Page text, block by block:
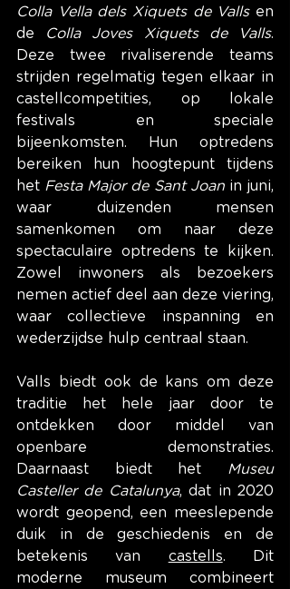
Colla Vella dels Xiquets de Valls en
de
Colla Joves Xiquets de Valls.
Deze twee rivaliserende teams
strijden regelmatig tegen elkaar in
castellcompetities, op lokale
festivals en speciale
bijeenkomsten. Hun optredens
bereiken hun hoogtepunt tijdens
het Festa Major de Sant Joan in juni,
waar duizenden mensen
samenkomen om naar deze
spectaculaire optredens te kijken.
Zowel inwoners als bezoekers
nemen actief deel aan deze viering,
waar collectieve inspanning en
wederzijdse hulp centraal staan.
Valls biedt ook de kans om deze
traditie het hele jaar door te
ontdekken door middel van
openbare demonstraties.
Daarnaast biedt het
Museu
Casteller de Catalunya, dat in 2020
wordt geopend, een meeslepende
duik in de geschiedenis en de
betekenis van castells. Dit
moderne museum combineert